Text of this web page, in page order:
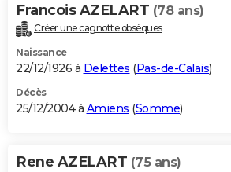
Francois AZELART (78 ans)
Créer une cagnotte obsèques
Naissance
22/12/1926 à Delettes (Pas-de-Calais)
Décès
25/12/2004 à Amiens (Somme)
Rene AZELART (75 ans)